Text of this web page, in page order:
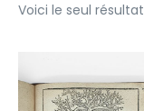
Voici le seul résultat